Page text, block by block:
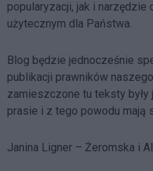
popularyzacji, jak i
użytecznym dla Państwa.
Blog będzie jednocześnie
publikacji prawników
zamieszczone tu teksty
prasie i z tego powodu mają
Janina Ligner – Żeromska i